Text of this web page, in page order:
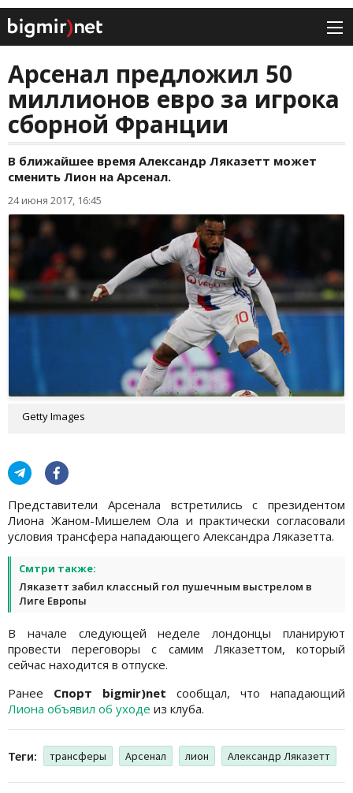
Арсенал предложил 50
миллионов евро за игрока
сборной Франции
В ближайшее время Александр Ляказетт может
сменить Лион на Арсенал.
24 июня 2017, 16:45
Getty Images
Представители Арсенала встретились с президентом
Лиона Жаном-Мишелем Ола и практически согласовали
условия трансфера нападающего Александра Ляказетта.
Смтри также:
Ляказетт забил классный гол пушечным выстрелом в
Лиге Европы
В начале следующей неделе лондонцы планируют
провести переговоры с самим Ляказеттом, который
сейчас находится в отпуске.
Ранее Спорт bigmir)net сообщал, что нападающий
Лиона объявил об уходе из клуба.
Теги: трансферы Арсенал лион Александр Ляказетт